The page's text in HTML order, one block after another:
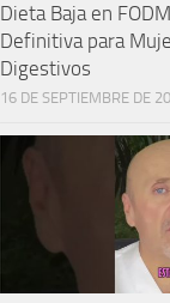
Dieta Baja en
Definitiva para
Digestivos
16 DE SEPTIEMBRE DE